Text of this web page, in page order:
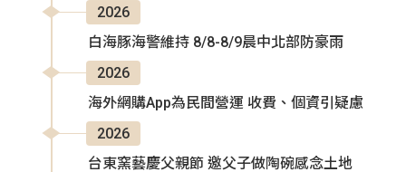
2026
白海豚海警維持 8/8-8/9晨中北部防豪雨
2026
海外網購App為民間營運 收費、個資引疑慮
2026
台東窯藝慶父親節 邀父子做陶碗感念土地